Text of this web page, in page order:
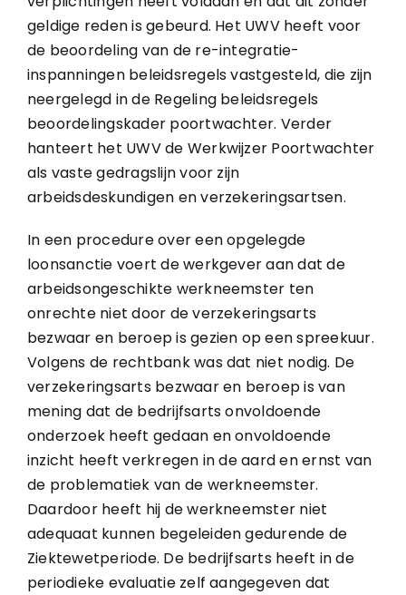
geldige reden is gebeurd. Het UWV heeft voor
de beoordeling van de re-integratie-
inspanningen beleidsregels vastgesteld, die zijn
neergelegd in de Regeling beleidsregels
beoordelingskader poortwachter. Verder
hanteert het UWV de Werkwijzer Poortwachter
als vaste gedragslijn voor zijn
arbeidsdeskundigen en verzekeringsartsen.
In een procedure over een opgelegde
loonsanctie voert de werkgever aan dat de
arbeidsongeschikte werkneemster ten
onrechte niet door de verzekeringsarts
bezwaar en beroep is gezien op een spreekuur.
Volgens de rechtbank was dat niet nodig. De
verzekeringsarts bezwaar en beroep is van
mening dat de bedrijfsarts onvoldoende
onderzoek heeft gedaan en onvoldoende
inzicht heeft verkregen in de aard en ernst van
de problematiek van de werkneemster.
Daardoor heeft hij de werkneemster niet
adequaat kunnen begeleiden gedurende de
Ziektewetperiode. De bedrijfsarts heeft in de
periodieke evaluatie zelf aangegeven dat